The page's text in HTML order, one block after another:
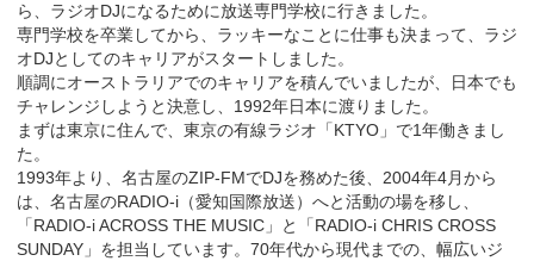
ら、ラジオDJになるために放送専門学校に行きました。
専門学校を卒業してから、ラッキーなことに仕事も決まって、ラジ
オDJとしてのキャリアがスタートしました。
順調にオーストラリアでのキャリアを積んでいましたが、日本でも
チャレンジしようと決意し、1992年日本に渡りました。
まずは東京に住んで、東京の有線ラジオ「KTYO」で1年働きまし
た。
1993年より、名古屋のZIP-FMでDJを務めた後、2004年4月から
は、名古屋のRADIO-i（愛知国際放送）へと活動の場を移し、
「RADIO-i ACROSS THE MUSIC」と「RADIO-i CHRIS CROSS
SUNDAY」を担当しています。70年代から現代までの、幅広いジ